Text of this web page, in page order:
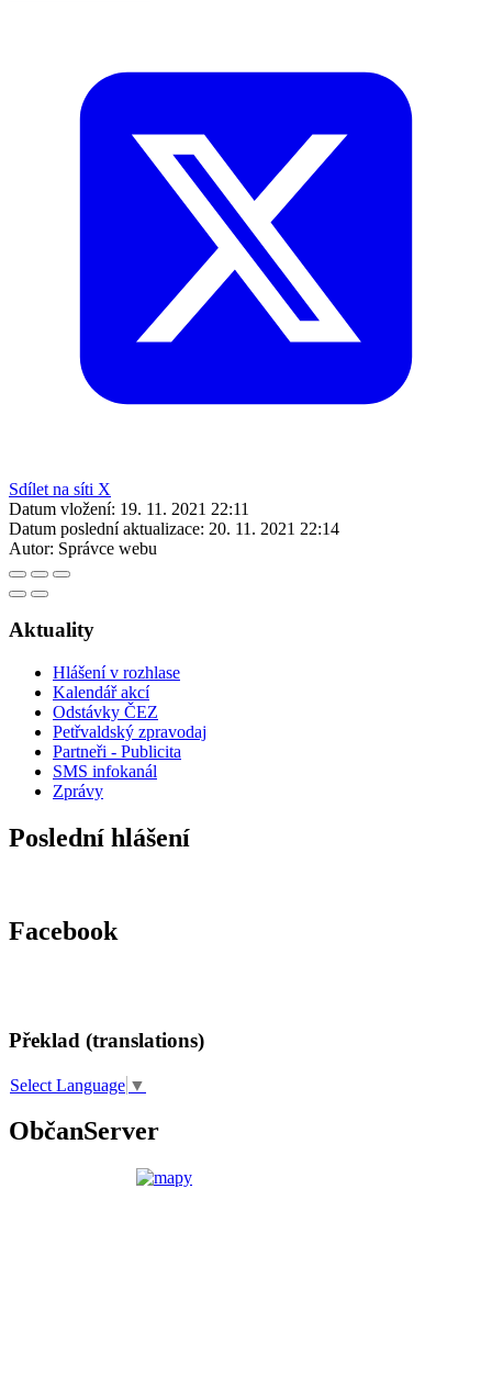
Sdílet na síti X
Datum vložení: 19. 11. 2021 22:11
Datum poslední aktualizace: 20. 11. 2021 22:14
Autor: Správce webu
Aktuality
Hlášení v rozhlase
Kalendář akcí
Odstávky ČEZ
Petřvaldský zpravodaj
Partneři - Publicita
SMS infokanál
Zprávy
Poslední hlášení
Facebook
Překlad (translations)
Select Language ▼
ObčanServer